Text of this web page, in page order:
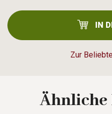
Zur
IN
Ähnliche